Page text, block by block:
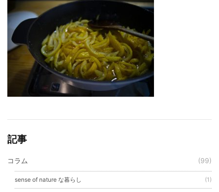
記事
コラム (99)
sense of nature な暮らし (1)